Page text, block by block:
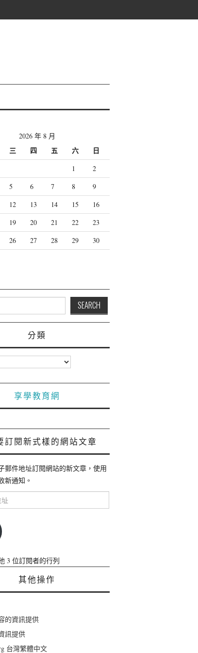
2026 年 8 月
三 四 五 六 日
1
2
5 6 7 8
9
12 13 14 15
16
19 20 21 22
23
26 27 28 29
30
分類
享學教育網
訂閱新式樣的網站文章
郵件地址訂閱網站的新文章，使用
新通知。
3 位訂閱者的行列
其他操作
的資訊提供
訊提供
台灣繁體中文